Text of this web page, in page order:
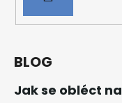
SE
BLOG
Jak se obléct